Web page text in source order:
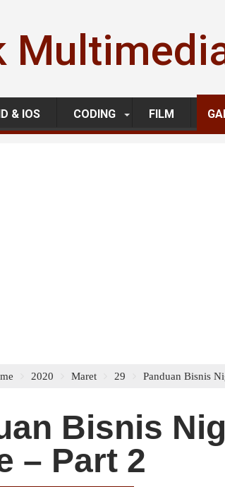
& IOS CODING FILM
2020 Maret 29 Panduan Bisnis
Bisnis
– Part 2